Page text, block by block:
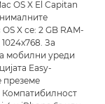
OS X El Capitan
X се: 2 GB RAM-
За
мобилни уреди
Easy-
преземе
Компатибилност